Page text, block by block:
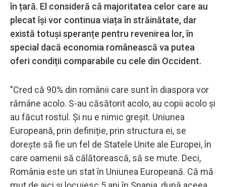
în țară. El consideră că majoritatea celor care au
plecat își vor continua viața în străinătate, dar
există totuși speranțe pentru revenirea lor, în
special dacă economia românească va putea
oferi condiții comparabile cu cele din Occident.
"Cred că 90% din românii care sunt în diaspora vor
rămâne acolo. S-au căsătorit acolo, au copii acolo și
au făcut rostul. Și nu e nimic greșit. Uniunea
Europeană, prin definiție, prin structura ei, se
dorește să fie un fel de Statele Unite ale Europei, în
care oamenii să călătorească, să se mute. Deci,
România este un stat în Uniunea Europeană. Că mă